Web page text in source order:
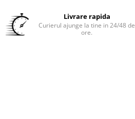
Livrare rapida
Curierul ajunge la tine in 24/48 de
ore.